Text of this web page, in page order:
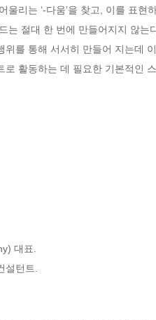
울리는 ‘-다움’을 찾고, 이를 표
는 절대 한 번에 만들어지지 않
위를 통해 서서히 만들어 지는데
활동하는 데 필요한 기본적인
대표.
설턴트.